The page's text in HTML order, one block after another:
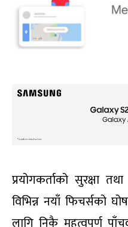
प्रयोगकर्ताको सुरक्षा
विभिन्न नयाँ फिचर्सको